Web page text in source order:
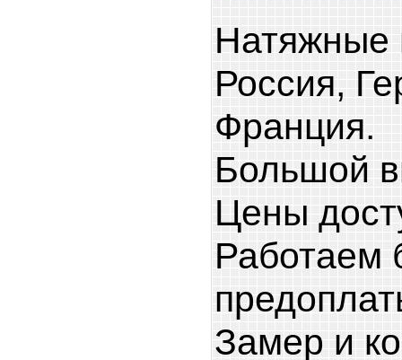
Натяжные
Россия,
Франция.
Большой
Цены
Работаем
Замер и